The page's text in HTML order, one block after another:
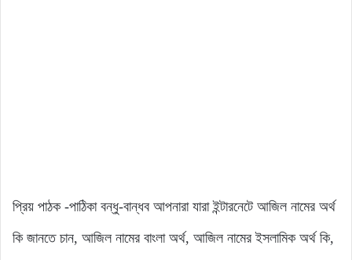
প্রিয় পাঠক -পাঠিকা বন্ধু-বান্ধব আপনারা যারা ইন্টারনেটে আজিল নামের অর্থ
কি জানতে চান, আজিল নামের বাংলা অর্থ, আজিল নামের ইসলামিক অর্থ কি,